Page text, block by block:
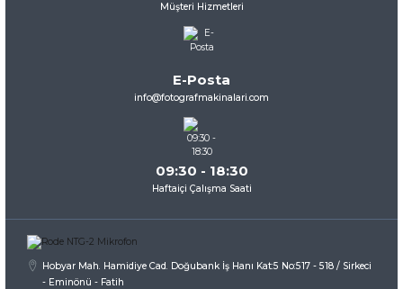
Ürün resmi kalitesiz, bozuk veya görüntülenemiyor.
Ürün açıklamasında eksik bilgiler bulunuyor.
Ürün fiyatı diğer sitelerden daha pahalı.
Müşteri Hizmetleri
E-Posta
info@fotografmakinalari.com
09:30 - 18:30
Haftaiçi Çalışma Saati
Hobyar Mah. Hamidiye Cad. Doğubank İş Hanı Kat:5 No:517 - 518 / Sirkeci
- Eminönü - Fatih